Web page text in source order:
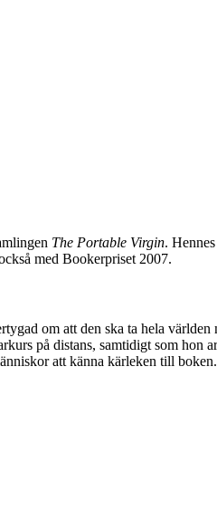
The Portable Virgin.
med Bookerpriset 2007.
om att den ska ta hela
på distans, samtidigt som hon
att känna kärleken till